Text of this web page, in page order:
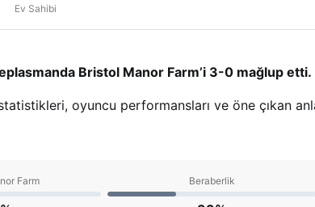
Ev Sahibi
Bristol Manor Farm’i 3-0 mağlup etti.
oyuncu performansları ve öne çıkan
Farm Beraberlik